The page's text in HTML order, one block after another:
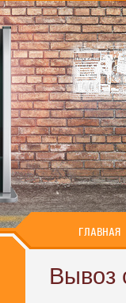
ГЛАВНАЯ
Вывоз